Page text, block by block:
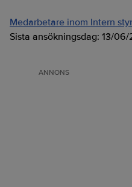
Medarbetare inom Intern
Sista ansökningsdag: 13/06/
ANNONS